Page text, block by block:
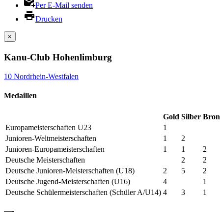
Per E-Mail senden
Drucken
×
Kanu-Club Hohenlimburg
10 Nordrhein-Westfalen
Medaillen
Gold Silber
Europameisterschaften U23
1
Junioren-Weltmeisterschaften
1
2
Junioren-Europameisterschaften
1 1
2
Deutsche Meisterschaften
2
2
Deutsche Junioren-Meisterschaften (U18)
2 5
2
Deutsche Jugend-Meisterschaften (U16)
4
1
Deutsche Schülermeisterschaften (Schüler A/U14) 4 3 1
—-